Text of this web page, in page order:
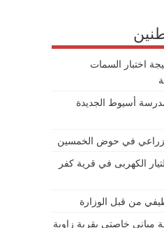
اختبار السمات
أسيوط الجديدة
في حوض الخمسين
الكهربى في قرية كفر
من قبل الوزارة
مباني خاصتي بقرية زاوية